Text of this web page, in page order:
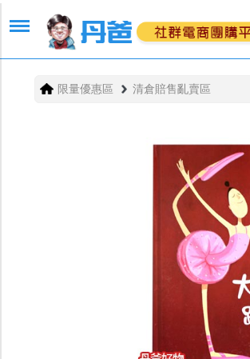
限量優惠區 清倉賠售亂賣區